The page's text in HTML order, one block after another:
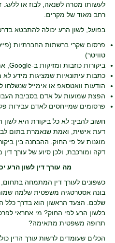
לעשותו מטרה לשנאה, לבוז או
רחב מאוד של מקרים.
בפועל, לשון הרע יכולה להתבטא
פרסום שקרי ברשתות החברתיות
טוויטר)
ביקורות כוזבות ומזיקות ב-Google, אתרי ביקורת או פורומים
כתבות עיתונאיות שמציגות מידע לא
הודעות וואטסאפ או אימייל שנשלחו
הפצת שמועות על אדם בסביבת
פרסומים שמייחסים לאדם עבירות
חשוב להבין: לא כל ביקורת היא לשון
דעת אישית, ואמת שנאמרת בתום לב
מוגנות על פי החוק. ההבחנה בין
דקה ומורכבת, ולכן סיוע של עורך דין
מה עורך דין לשון הרע
כשפונים לעורך דין המתמחה
בונה אסטרטגיה משפטית שלמה
שלכם. הצעד הראשון הוא בדרך
בלשון הרע לפי החוק? מי אחראי
תרופה משפטית מתאימה?
הכלים שעומדים לרשות עורך הדין